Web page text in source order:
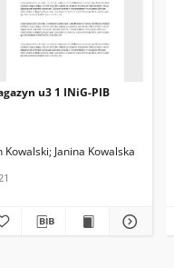
u3 1 INiG-PIB
Kowalski Janina Kowalska